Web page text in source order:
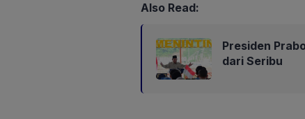
Also Read:
Presiden
dari Seribu